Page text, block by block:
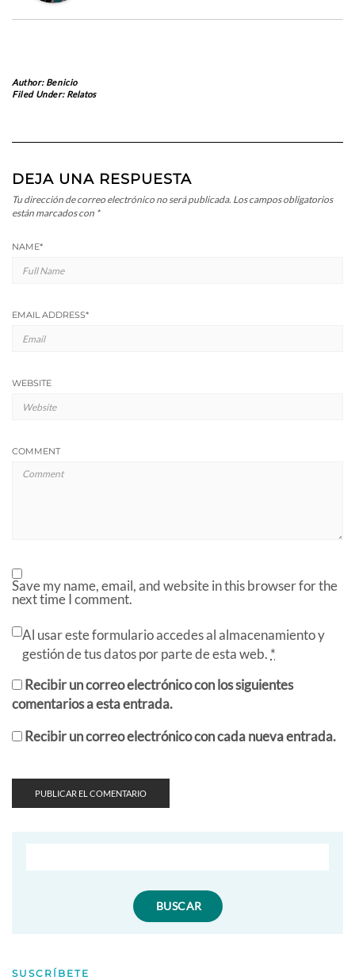
Author: Benicio
Filed Under: Relatos
DEJA UNA RESPUESTA
Tu dirección de correo electrónico no será publicada. Los campos obligatorios
están marcados con *
NAME*
EMAIL ADDRESS*
WEBSITE
COMMENT
Save my name, email, and website in this browser for the
next time I comment.
Al usar este formulario accedes al almacenamiento y
gestión de tus datos por parte de esta web. *
Recibir un correo electrónico con los siguientes
comentarios a esta entrada.
Recibir un correo electrónico con cada nueva entrada.
SUSCRÍBETE